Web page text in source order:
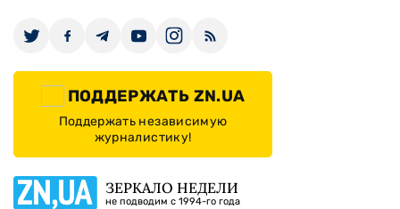
ПОДДЕРЖАТЬ ZN.UA
Поддержать независимую
журналистику!
ЗЕРКАЛО НЕДЕЛИ
не подводим с 1994-го года